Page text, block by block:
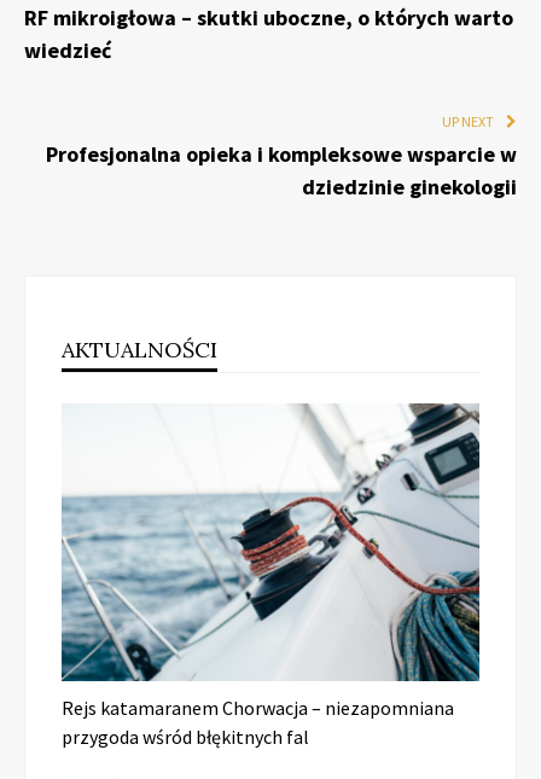
RF mikroigłowa – skutki uboczne, o których warto
wiedzieć
UP NEXT
Profesjonalna opieka i kompleksowe wsparcie w
dziedzinie ginekologii
AKTUALNOŚCI
Rejs katamaranem Chorwacja – niezapomniana
przygoda wśród błękitnych fal